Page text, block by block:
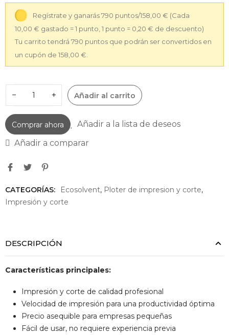
Regístrate y ganarás 790 puntos/158,00 € (Cada
10,00 € gastado = 1 punto, 1 punto = 0,20 € de descuento)
Tu carrito tendrá 790 puntos que podrán ser convertidos en
un cupón de 158,00 €.
− + Añadir al carrito
Comprar ahora
Añadir a la lista de deseos
Añadir a comparar
CATEGORÍAS: Ecosolvent, Ploter de impresion y corte,
Impresión y corte
DESCRIPCIÓN
Características principales:
Impresión y corte de calidad profesional
Velocidad de impresión para una productividad óptima
Precio asequible para empresas pequeñas
Fácil de usar, no requiere experiencia previa